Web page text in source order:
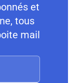
et
tous
mail